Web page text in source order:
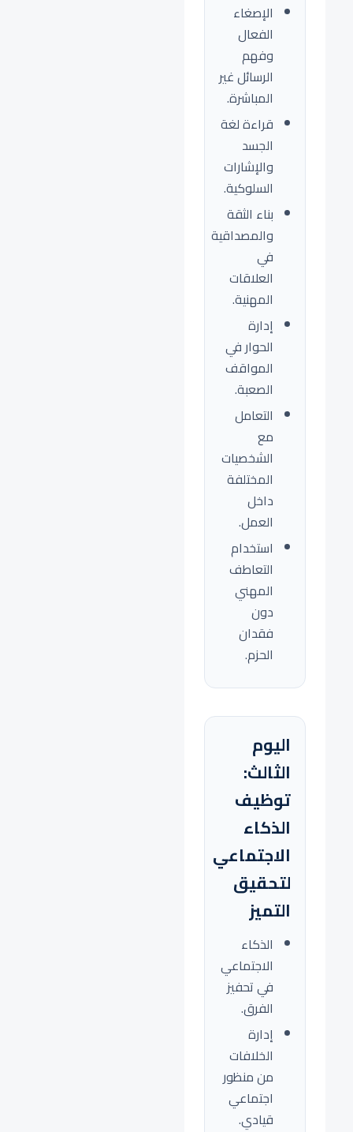
الإصغاء
الفعال
وفهم
الرسائل غير
المباشرة.
قراءة لغة
الجسد
والإشارات
السلوكية.
بناء الثقة
والمصداقية
في
العلاقات
المهنية.
إدارة
الحوار في
المواقف
الصعبة.
التعامل
مع
الشخصيات
المختلفة
داخل
العمل.
استخدام
التعاطف
المهني
دون
فقدان
الحزم.
اليوم
الثالث:
توظيف
الذكاء
الاجتماعي
لتحقيق
التميز
الذكاء
الاجتماعي
في تحفيز
الفرق.
إدارة
الخلافات
من منظور
اجتماعي
قيادي.